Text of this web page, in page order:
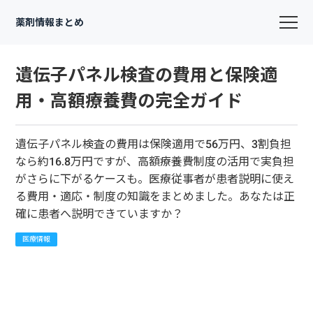
薬剤情報まとめ
遺伝子パネル検査の費用と保険適
用・高額療養費の完全ガイド
遺伝子パネル検査の費用は保険適用で56万円、3割負担
なら約16.8万円ですが、高額療養費制度の活用で実負担
がさらに下がるケースも。医療従事者が患者説明に使え
る費用・適応・制度の知識をまとめました。あなたは正
確に患者へ説明できていますか？
医療情報